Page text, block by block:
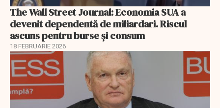
The Wall Street Journal: Economia SUA a
devenit dependentă de miliardari. Riscul
ascuns pentru burse și consum
18 FEBRUARIE 2026
EXCLUSIV